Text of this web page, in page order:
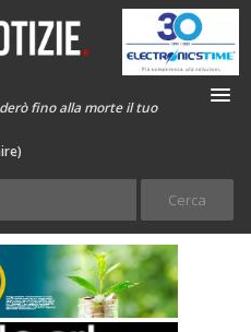
fino alla morte il tuo